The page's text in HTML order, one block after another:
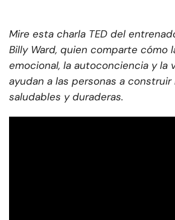
Mire esta charla TED del
Billy Ward, quien comparte cómo
emocional, la autoconciencia y la
ayudan a las personas a construir
saludables y duraderas.